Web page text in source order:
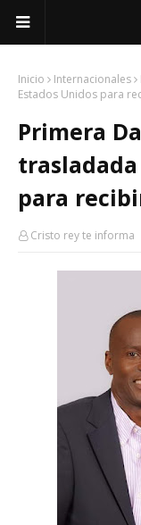
Inicio Internacionales
Estados Unidos para
Primera
trasladada
para
Cristo rey te informa